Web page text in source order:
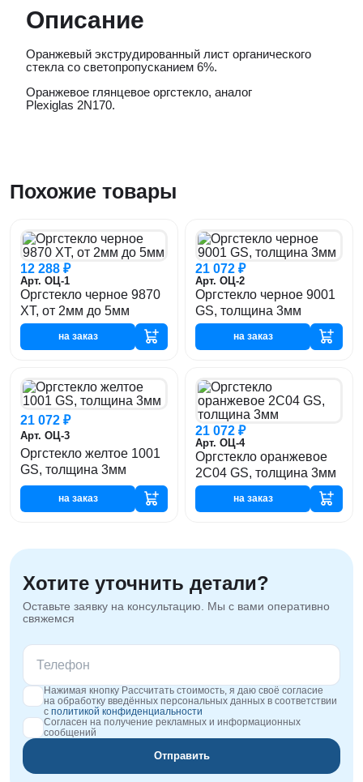
Описание
Оранжевый экструдированный лист органического
стекла со светопропусканием 6%.
Оранжевое глянцевое оргстекло, аналог
Plexiglas 2N170.
Похожие товары
12 288 ₽
Арт. ОЦ-1
Оргстекло черное 9870
XT, от 2мм до 5мм
на заказ
21 072 ₽
Арт. ОЦ-2
Оргстекло черное 9001
GS, толщина 3мм
на заказ
21 072 ₽
Арт. ОЦ-3
Оргстекло желтое 1001
GS, толщина 3мм
на заказ
21 072 ₽
Арт. ОЦ-4
Оргстекло оранжевое
2C04 GS, толщина 3мм
на заказ
Хотите уточнить детали?
Оставьте заявку на консультацию. Мы с вами оперативно
свяжемся
Нажимая кнопку Рассчитать стоимость, я даю своё согласие
на обработку введённых персональных данных в соответствии
с политикой конфиденциальности
Согласен на получение рекламных и информационных
сообщений
Отправить